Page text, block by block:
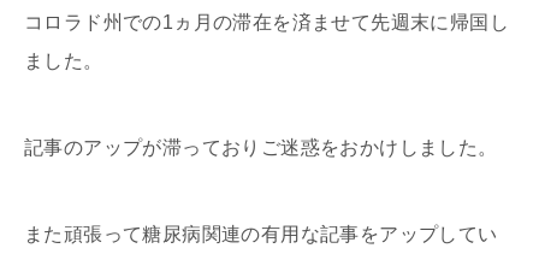
コロラド州での1ヵ月の滞在を済ませて先週末に帰国し
ました。
記事のアップが滞っておりご迷惑をおかけしました。
また頑張って糖尿病関連の有用な記事をアップしてい